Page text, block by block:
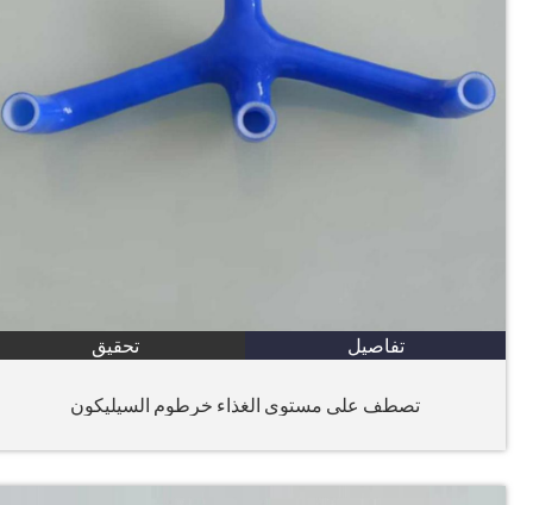
تفاصيل تحقيق
تصطف على مستوى الغذاء خرطوم السيليكون